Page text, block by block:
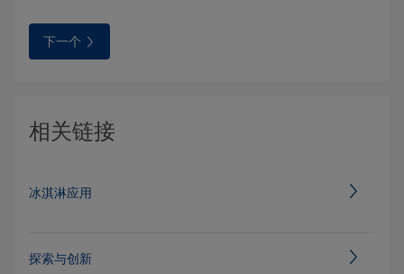
下一个
相关链接
冰淇淋应用
探索与创新